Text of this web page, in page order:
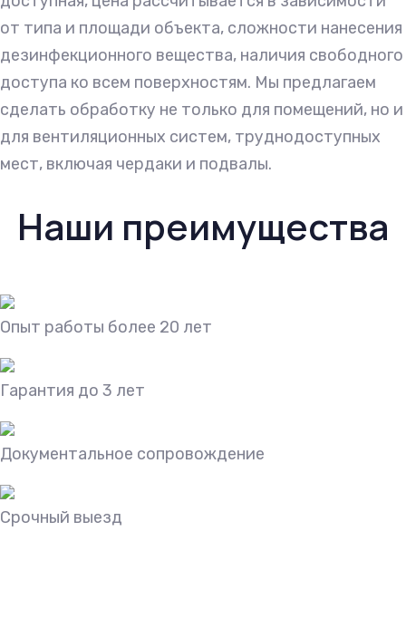
от типа и площади объекта, сложности нанесения
дезинфекционного вещества, наличия свободного
доступа ко всем поверхностям. Мы предлагаем
сделать обработку не только для помещений, но и
для вентиляционных систем, труднодоступных
мест, включая чердаки и подвалы.
Наши преимущества
Опыт работы более 20 лет
Гарантия до 3 лет
Документальное сопровождение
Срочный выезд